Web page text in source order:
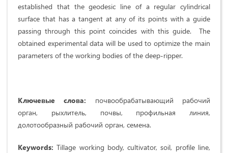
established that the geodesic line of a regular cylindrical
surface that has a tangent at any of its points with a guide
passing through this point coincides with this guide. The
obtained experimental data will be used to optimize the main
parameters of the working bodies of the deep-ripper.
Ключевые слова: почвообрабатывающий рабочий
орган, рыхлитель, почвы, профильная линия,
долотообразный рабочий орган, семена.
Keywords: Tillage working body, cultivator, soil, profile line,